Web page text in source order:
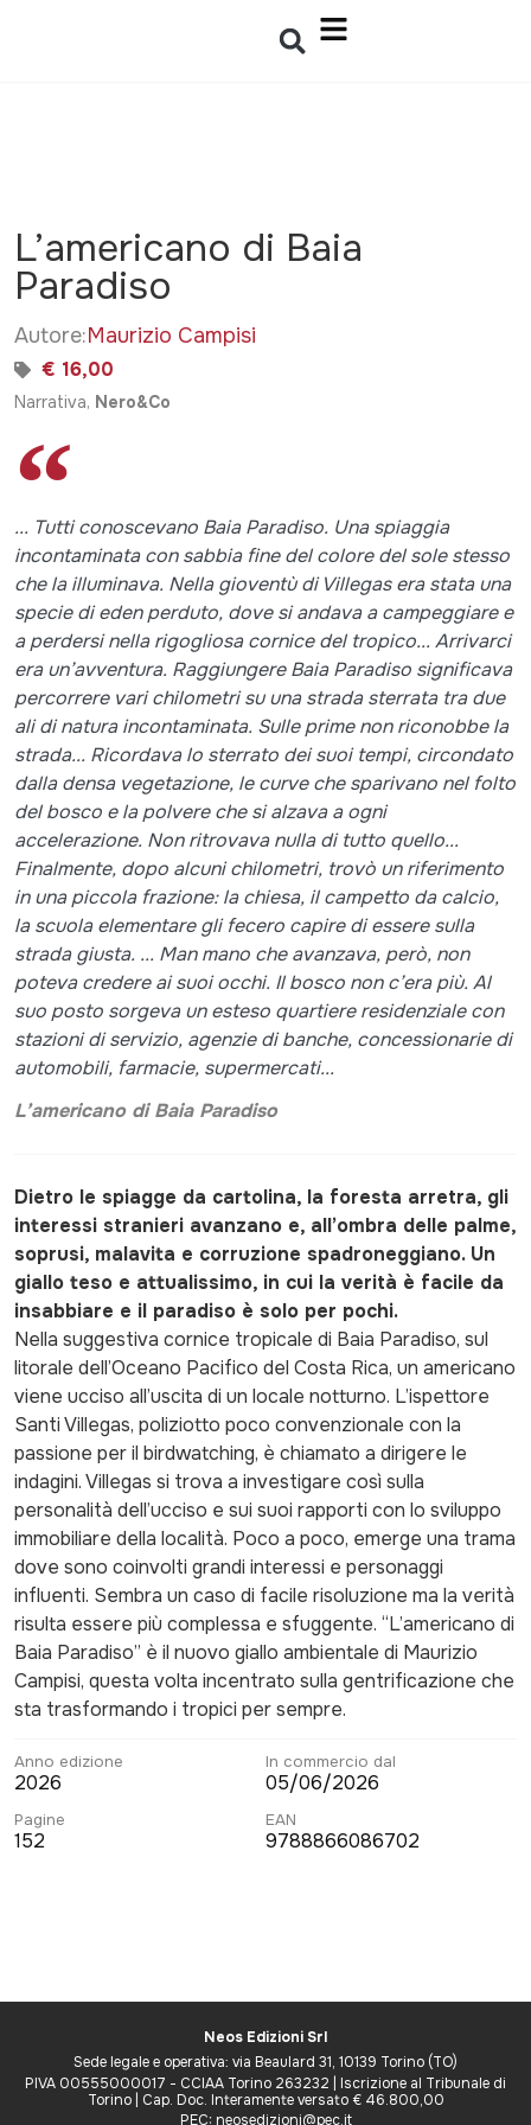
L’americano di Baia
Paradiso
Autore:Maurizio Campisi
€ 16,00
Narrativa, Nero&Co
... Tutti conoscevano Baia Paradiso. Una spiaggia
incontaminata con sabbia fine del colore del sole stesso
che la illuminava. Nella gioventù di Villegas era stata una
specie di eden perduto, dove si andava a campeggiare e
a perdersi nella rigogliosa cornice del tropico... Arrivarci
era un’avventura. Raggiungere Baia Paradiso significava
percorrere vari chilometri su una strada sterrata tra due
ali di natura incontaminata. Sulle prime non riconobbe la
strada... Ricordava lo sterrato dei suoi tempi, circondato
dalla densa vegetazione, le curve che sparivano nel folto
del bosco e la polvere che si alzava a ogni
accelerazione. Non ritrovava nulla di tutto quello...
Finalmente, dopo alcuni chilometri, trovò un riferimento
in una piccola frazione: la chiesa, il campetto da calcio,
la scuola elementare gli fecero capire di essere sulla
strada giusta. ... Man mano che avanzava, però, non
poteva credere ai suoi occhi. Il bosco non c’era più. Al
suo posto sorgeva un esteso quartiere residenziale con
stazioni di servizio, agenzie di banche, concessionarie di
automobili, farmacie, supermercati...
L’americano di Baia Paradiso
Dietro le spiagge da cartolina, la foresta arretra, gli
interessi stranieri avanzano e, all’ombra delle palme,
soprusi, malavita e corruzione spadroneggiano. Un
giallo teso e attualissimo, in cui la verità è facile da
insabbiare e il paradiso è solo per pochi.
Nella suggestiva cornice tropicale di Baia Paradiso, sul
litorale dell’Oceano Pacifico del Costa Rica, un americano
viene ucciso all’uscita di un locale notturno. L’ispettore
Santi Villegas, poliziotto poco convenzionale con la
passione per il birdwatching, è chiamato a dirigere le
indagini. Villegas si trova a investigare così sulla
personalità dell’ucciso e sui suoi rapporti con lo sviluppo
immobiliare della località. Poco a poco, emerge una trama
dove sono coinvolti grandi interessi e personaggi
influenti. Sembra un caso di facile risoluzione ma la verità
risulta essere più complessa e sfuggente. “L’americano di
Baia Paradiso” è il nuovo giallo ambientale di Maurizio
Campisi, questa volta incentrato sulla gentrificazione che
sta trasformando i tropici per sempre.
Anno edizione
2026
In commercio dal
05/06/2026
Pagine
152
EAN
9788866086702
Neos Edizioni Srl
Sede legale e operativa: via Beaulard 31, 10139 Torino (TO)
PIVA 00555000017 - CCIAA Torino 263232 | Iscrizione al Tribunale di
Torino | Cap. Doc. Interamente versato € 46.800,00
PEC: neosedizioni@pec.it